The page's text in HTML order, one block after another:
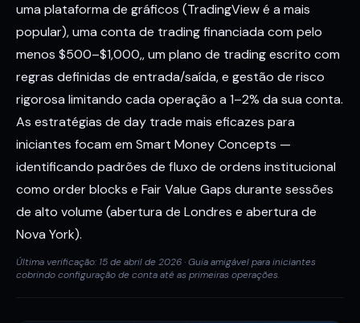
uma plataforma de gráficos (TradingView é a mais
popular), uma conta de trading financiada com pelo
menos $500–$1,000,, um plano de trading escrito com
regras definidas de entrada/saída, e gestão de risco
rigorosa limitando cada operação a 1–2% da sua conta.
As estratégias de day trade mais eficazes para
iniciantes focam em Smart Money Concepts —
identificando padrões de fluxo de ordens institucional
como order blocks e Fair Value Gaps durante sessões
de alto volume (abertura de Londres e abertura de
Nova York).
Última verificação: 15 de abril de 2026 · Guia amigável para iniciantes
cobrindo configuração de conta até as primeiras operações.